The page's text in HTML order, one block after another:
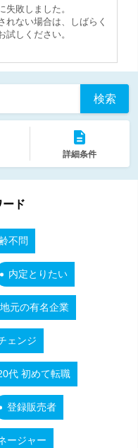
失敗しました。
れない場合は、しばらく
試しください。
検索
詳細条件
ード
不問
内定とりたい
地元の有名企業
ェンジ
代 初めて転職
登録販売者
ージャー